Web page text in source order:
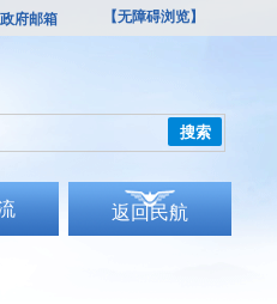
政府邮箱 【无障碍浏览】
搜索
返回民航